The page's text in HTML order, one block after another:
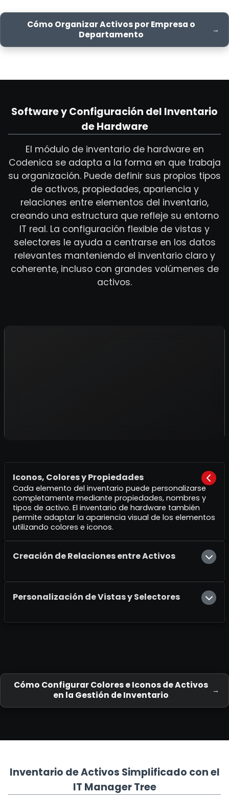
Cómo Organizar Activos por Empresa o
Departamento
Software y Configuración del Inventario
de Hardware
El módulo de inventario de hardware en
Codenica se adapta a la forma en que trabaja
su organización. Puede definir sus propios tipos
de activos, propiedades, apariencia y
relaciones entre elementos del inventario,
creando una estructura que refleje su entorno
IT real. La configuración flexible de vistas y
selectores le ayuda a centrarse en los datos
relevantes manteniendo el inventario claro y
coherente, incluso con grandes volúmenes de
activos.
Iconos, Colores y Propiedades
Cada elemento del inventario puede personalizarse
completamente mediante propiedades, nombres y
tipos de activo. El inventario de hardware también
permite adaptar la apariencia visual de los elementos
utilizando colores e iconos.
Creación de Relaciones entre Activos
Personalización de Vistas y Selectores
Cómo Configurar Colores e Iconos de Activos
en la Gestión de Inventario
Inventario de Activos Simplificado con el
IT Manager Tree